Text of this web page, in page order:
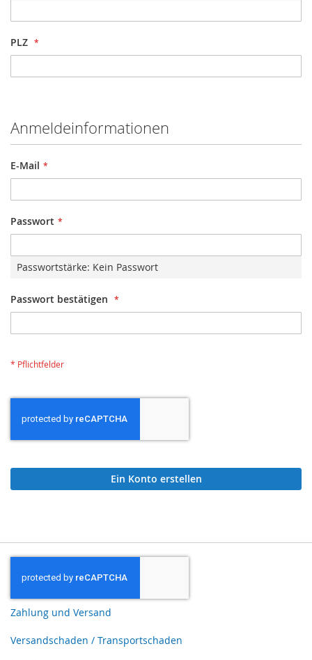
PLZ
Anmeldeinformationen
E-Mail
Passwort
Passwortstärke: Kein Passwort
Passwort bestätigen
Ein Konto erstellen
Zahlung und Versand
Versandschaden / Transportschaden